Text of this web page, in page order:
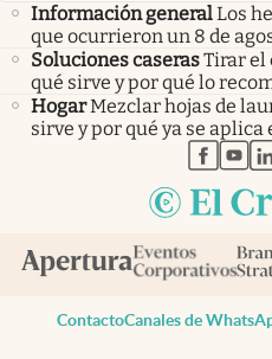
Información generalLos
que ocurrieron un 8 de
Soluciones caserasTirar el
qué sirve y por qué lo
HogarMezclar hojas de
sirve y por qué ya se aplica
abre
ContactoCanales de